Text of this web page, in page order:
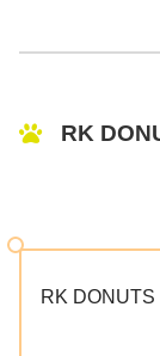
RK
RK DONUTS